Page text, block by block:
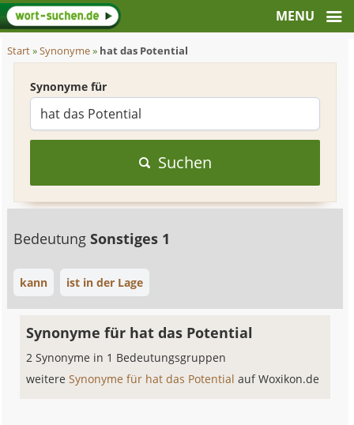
Start»Synonyme» hat das Potential
Synonyme für
Suchen
BedeutungSonstiges 1
kann ist in der Lage
Synonyme für hat das Potential
2 Synonyme in 1 Bedeutungsgruppen
weitereSynonyme für hat das Potentialauf Woxikon.de